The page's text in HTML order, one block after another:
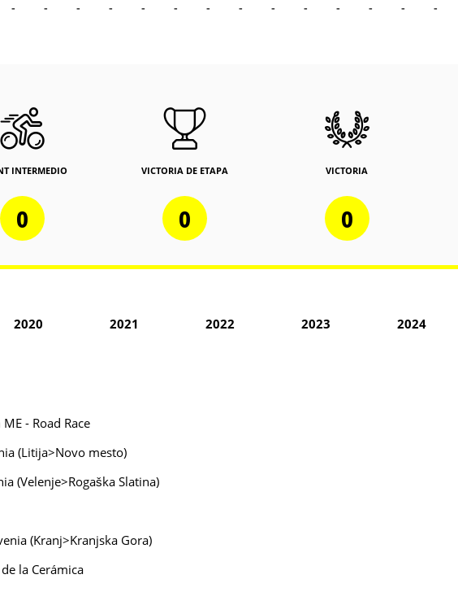
- - - - - - - - - - - - - -
INTERMEDIO
0
VICTORIA DE ETAPA
0
VICTORIA
0
2020 2021 2022 2023 2024
- Road Race
(Litija>Novo mesto)
(Velenje>Rogaška Slatina)
(Kranj>Kranjska Gora)
la Cerámica